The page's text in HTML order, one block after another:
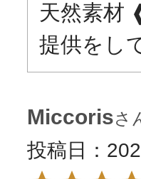
天然素材
Miccoris
投稿日